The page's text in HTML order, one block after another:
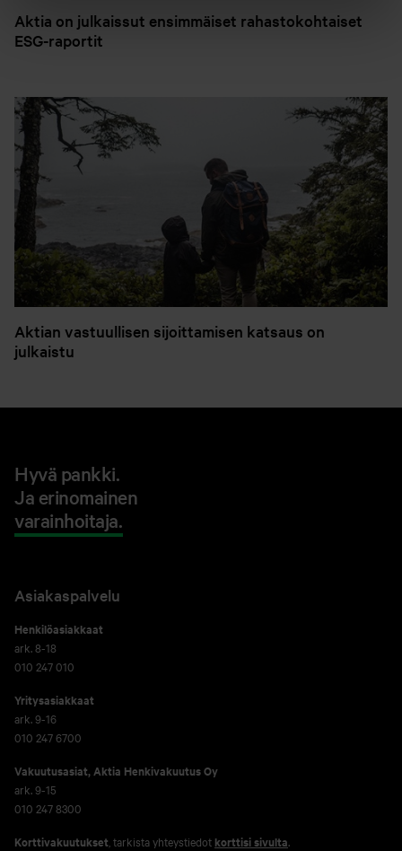
Aktia on julkaissut ensimmäiset rahastokohtaiset
ESG-raportit
Aktian vastuullisen sijoittamisen katsaus on
julkaistu
Hyvä pankki.
Ja erinomainen
varainhoitaja.
Asiakaspalvelu
Henkilöasiakkaat
ark. 8-18
010 247 010
Yritysasiakkaat
ark. 9-16
010 247 6700
Vakuutusasiat, Aktia Henkivakuutus Oy
ark. 9-15
010 247 8300
Korttivakuutukset , tarkista yhteystiedot korttisi sivulta.